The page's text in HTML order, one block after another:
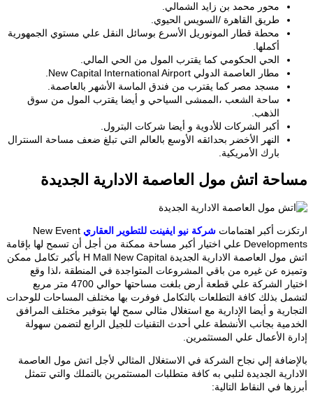
محور محمد بن زايد الشمالي.
طريق القاهرة /السويس الحيوي.
محطة قطار المونوريل الأسرع بوسائل النقل علي مستوي الجمهورية
أكملها.
الحي الحكومي كما يقترب المول من الحي المالي.
مطار العاصمة الدولي New Capital International Airport.
مسجد مصر كما يقترب من فندق الماسة الأشهر بالعاصمة.
ساحة الشعب ،الممشى السياحي و أيضا يقترب المول من سوق
الذهب.
أكبر الشركات للأدوية و أيضا شركات البترول.
النهر الأخضر بحدائقه الأوسع بالعالم التي تبلغ ضعف مساحة السنترال
بارك الأمريكية.
اتش مول العاصمة الادارية الجديدة
أكبر اهتماماتشركة نيو ايفينت للتطوير العقاري New Event
Developments علي اختيار أكبر مساحة ممكنة من أجل أن تسمح لها بإقامة
اتش مول العاصمة الادارية الجديدة H Mall New Capital بأكبر تكامل ممكن
عن غيره من باقي المشروعات المتواجدة في المنطقة ،لذا وقع
اختيار الشركة علي قطعة أرض بلغت مساحتها حوالي 4700 متر مربع
بذلك كافة التطلعات بالتكامل فوفرت بها مختلف المساحات للوحدات
و أيضا الإدارية مع استغلال مثالي سمح لها بتوفير مختلف المرافق
بجانب الأنشطة علي أحدث التقنيات للجيل الرابع لتضمن سهولة
الأعمال علي المستثمرين.
إلي نجاح الشركة في الاستغلال المثالي لأجل اتش مول العاصمة
الجديدة لتلبي به كافة متطلبات المستثمرين بالتملك والتي تتمثل
في النقاط التالية: